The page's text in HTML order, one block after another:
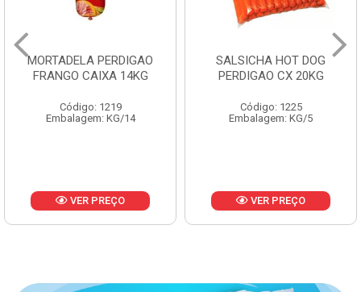
MORTADELA PERDIGAO
FRANGO CAIXA 14KG
Código: 1219
Embalagem: KG/14
VER PREÇO
SALSICHA HOT DOG
PERDIGAO CX 20KG
Código: 1225
Embalagem: KG/5
VER PREÇO